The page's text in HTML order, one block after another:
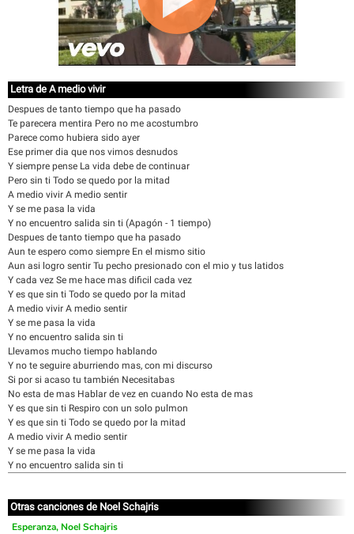
Letra de A medio vivir
Despues de tanto tiempo que ha pasado
Te parecera mentira Pero no me acostumbro
Parece como hubiera sido ayer
Ese primer dia que nos vimos desnudos
Y siempre pense La vida debe de continuar
Pero sin ti Todo se quedo por la mitad
A medio vivir A medio sentir
Y se me pasa la vida
Y no encuentro salida sin ti (Apagón - 1 tiempo)
Despues de tanto tiempo que ha pasado
Aun te espero como siempre En el mismo sitio
Aun asi logro sentir Tu pecho presionado con el mio y tus latidos
Y cada vez Se me hace mas dificil cada vez
Y es que sin ti Todo se quedo por la mitad
A medio vivir A medio sentir
Y se me pasa la vida
Y no encuentro salida sin ti
Llevamos mucho tiempo hablando
Y no te seguire aburriendo mas, con mi discurso
Si por si acaso tu también Necesitabas
No esta de mas Hablar de vez en cuando No esta de mas
Y es que sin ti Respiro con un solo pulmon
Y es que sin ti Todo se quedo por la mitad
A medio vivir A medio sentir
Y se me pasa la vida
Y no encuentro salida sin ti
Otras canciones de Noel Schajris
Esperanza, Noel Schajris